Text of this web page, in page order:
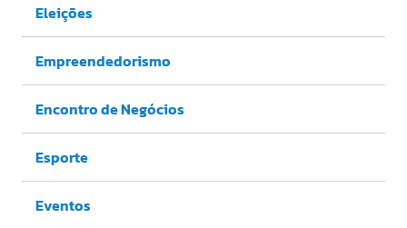
Eleições
Empreendedorismo
Encontro de Negócios
Esporte
Eventos